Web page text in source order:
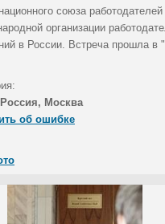
союза
организации
в России. Встреча прошла в
Россия, Москва
об ошибке